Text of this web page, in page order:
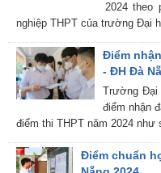
2024 theo
nghiệp THPT của trường Đại
Điểm
- ĐH Đà
Trường Đại
điểm nhận
điểm thi THPT năm 2024 như
Điểm chuẩn